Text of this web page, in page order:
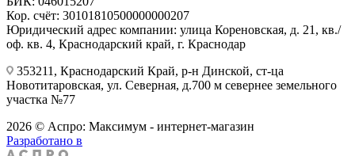
Кор. счёт: 30101810500000000207
Юридический адрес компании: улица Кореновская, д. 21, кв./
оф. кв. 4, Краснодарский край, г. Краснодар
353211, Краснодарский Край, р-н Динской, ст-ца
Новотитаровская, ул. Северная, д.700 м севернее земельного
участка №77
2026 © Аспро: Максимум - интернет-магазин
Разработано в